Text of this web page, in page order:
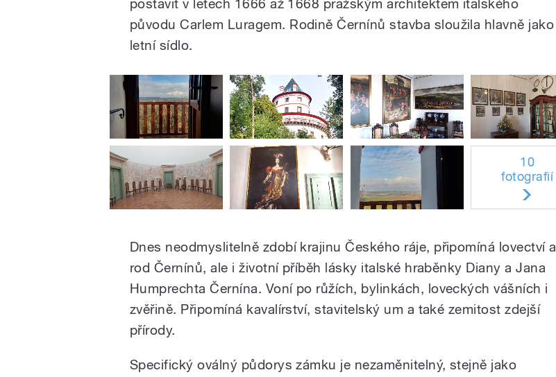
postavit v letech 1666 až 1668 pražským architektem italského
původu Carlem Luragem. Rodině Černínů stavba sloužila hlavně jako
letní sídlo.
10
fotografií
Dnes neodmyslitelně zdobí krajinu Českého ráje, připomíná lovectví a
rod Černínů, ale i životní příběh lásky italské hraběnky Diany a Jana
Humprechta Černína. Voní po růžích, bylinkách, loveckých vášních i
zvěřině. Připomíná kavalírství, stavitelský um a také zemitost zdejší
přírody.
Specifický oválný půdorys zámku je nezaměnitelný, stejně jako